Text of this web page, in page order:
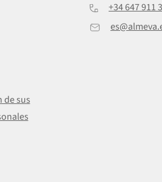
de sus
+34 647 911